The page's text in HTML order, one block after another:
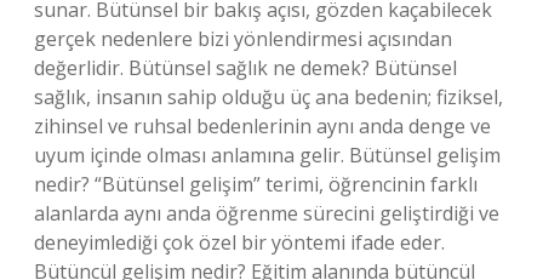
sunar. Bütünsel bir bakış açısı, gözden kaçabilecek
gerçek nedenlere bizi yönlendirmesi açısından
değerlidir. Bütünsel sağlık ne demek? Bütünsel
sağlık, insanın sahip olduğu üç ana bedenin; fiziksel,
zihinsel ve ruhsal bedenlerinin aynı anda denge ve
uyum içinde olması anlamına gelir. Bütünsel gelişim
nedir? “Bütünsel gelişim” terimi, öğrencinin farklı
alanlarda aynı anda öğrenme sürecini geliştirdiği ve
deneyimlediği çok özel bir yöntemi ifade eder.
Bütüncül gelişim nedir? Eğitim alanında bütüncül